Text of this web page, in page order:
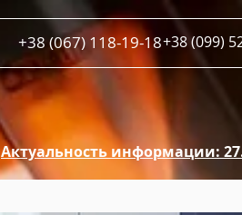
+38 (099)
+38 (067) 118-19-18
Актуальность информации: